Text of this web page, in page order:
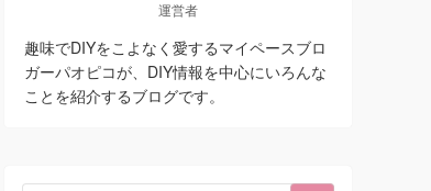
運営者
趣味でDIYをこよなく愛するマイペースブロ
ガーパオピコが、DIY情報を中心にいろんな
ことを紹介するブログです。